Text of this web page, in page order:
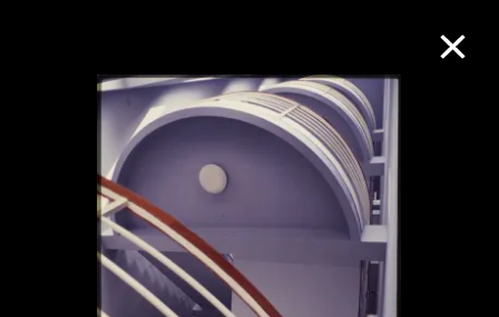
M+藏品
进一步筛选